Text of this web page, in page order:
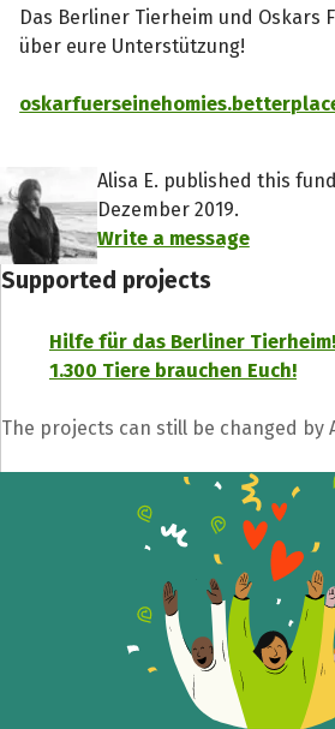
Das Berliner Tierheim und Oskars
über eure Unterstützung!
Alisa E. published this
Dezember 2019.
Write a message
Supported projects
Hilfe für das Berliner
1.300 Tiere brauchen Euch!
The projects can still be changed by